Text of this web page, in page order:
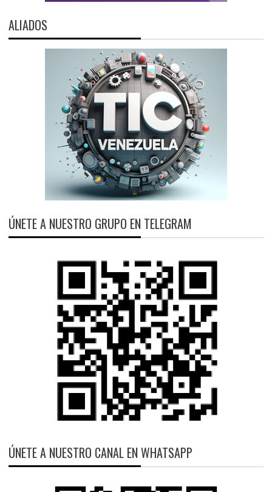
ALIADOS
ÚNETE A NUESTRO GRUPO EN TELEGRAM
ÚNETE A NUESTRO CANAL EN WHATSAPP